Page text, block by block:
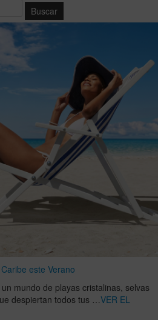
este Verano
mundo de playas cristalinas, selvas
despiertan todos tus …VER EL